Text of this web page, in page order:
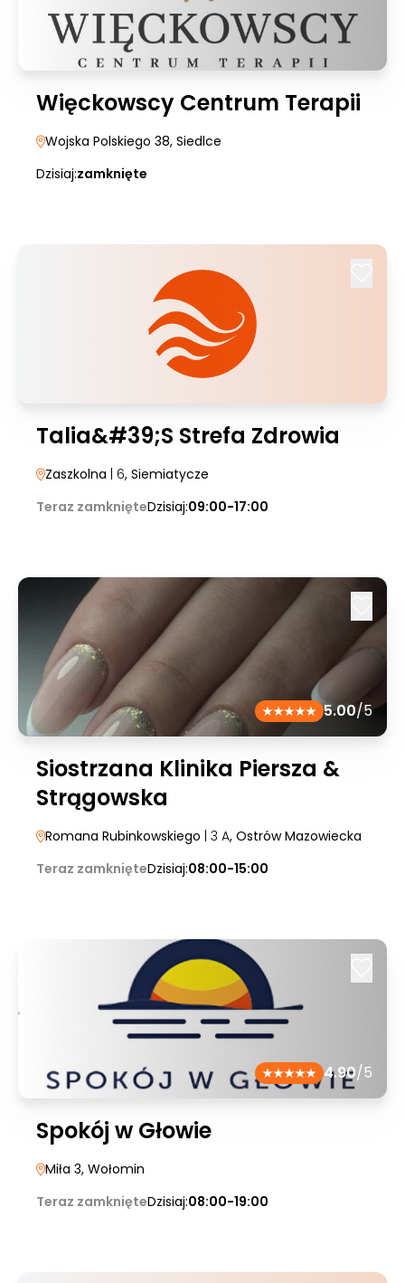
Więckowscy Centrum Terapii
Wojska Polskiego 38, Siedlce
Dzisiaj:zamknięte
Talia&#39;S Strefa Zdrowia
Zaszkolna | 6, Siemiatycze
Teraz zamknięteDzisiaj:09:00-17:00
5.00/5
Siostrzana Klinika Piersza &
Strągowska
Romana Rubinkowskiego | 3 A, Ostrów Mazowiecka
Teraz zamknięteDzisiaj:08:00-15:00
4.90/5
Spokój w Głowie
Miła 3, Wołomin
Teraz zamknięteDzisiaj:08:00-19:00